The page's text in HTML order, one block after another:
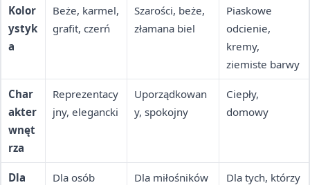
Kolor
ystyk
a
Beże, karmel,
grafit, czerń
Szarości, beże,
złamana biel
Piaskowe
odcienie,
kremy,
ziemiste barwy
Char
akter
wnęt
rza
Reprezentacy
jny, elegancki
Uporządkowan
y, spokojny
Ciepły,
domowy
Dla
Dla osób
Dla miłośników
Dla tych, którzy